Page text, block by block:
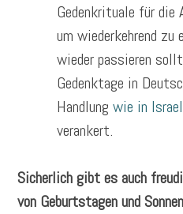
Gedenkrituale für die
um wiederkehrend
wieder passieren
Gedenktage in
Handlungwie in Israel
verankert.
Sicherlich gibt es auch
von Geburtstagen und